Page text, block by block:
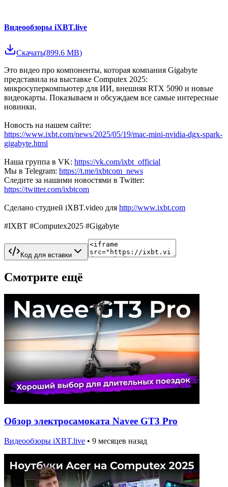
Видеообзоры iXBT.live
Скачать(899.6 MB)
Это видео про компоненты, которая компания Gigabyte
представила на выставке Computex 2025:
микросуперкомпьютер для ИИ, внешняя RTX 5090 и новые
видеокарты. Показываем и обсуждаем все самые интересные
новинки.
Новость на нашем сайте:
https://www.ixbt.com/news/2025/05/19/mac-mini-nvidia-dgx-spark-
gigabyte.html
Наша группа в VK: https://vk.com/ixbt_official
Мы в Telegram: https://t.me/ixbtcom_news
Следите за нашими новостями в Twitter:
https://twitter.com/ixbtcom
Сделано студией iXBT.video для http://www.ixbt.com
#IXBT #Computex2025 #Gigabyte
Код для вставки
Смотрите ещё
Обзор электросамоката Navee GT3 Pro
Видеообзоры iXBT.live • 9 месяцев назад